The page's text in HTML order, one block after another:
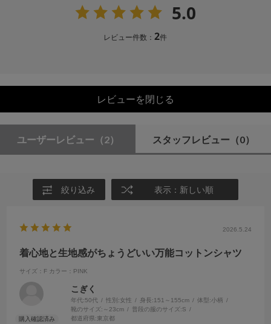
5.0
レビュー件数：2件
レビューを閉じる
ユーザーレビュー （2） スタッフレビュー （0）
絞り込み 表示：新しい順
2026.5.24
着心地と生地感がちょうどいい万能コットンシャツ
サイズ：F カラー：PINK
こぎく
年代:50代 性別:女性 身長:151～155cm 体型:小柄
靴のサイズ: ～23cm 普段の服のサイズ:S
都道府県:東京都